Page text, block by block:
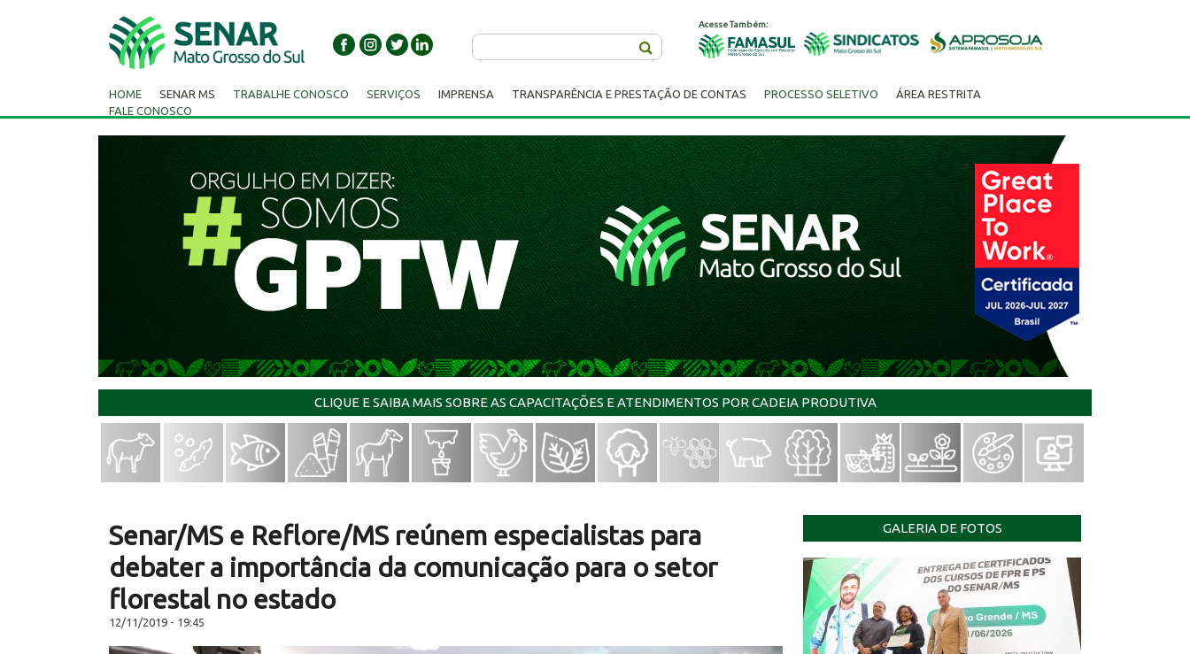
Acesse Também:
HOME SENAR MS TRABALHE CONOSCO SERVIÇOS IMPRENSA TRANSPARÊNCIA E PRESTAÇÃO DE CONTAS PROCESSO SELETIVO
ÁREA RESTRITA
FALE CONOSCO
CLIQUE E SAIBA MAIS SOBRE AS CAPACITAÇÕES E ATENDIMENTOS POR CADEIA PRODUTIVA
GALERIA DE FOTOS
Senar/MS e Reflore/MS reúnem especialistas para
debater a importância da comunicação para o setor
florestal no estado
12/11/2019 - 19:45